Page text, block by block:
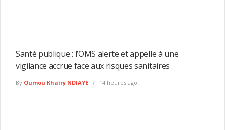
Santé publique : l’OMS alerte et appelle à une
vigilance accrue face aux risques sanitaires
By Oumou Khaïry NDIAYE 14 heures ago